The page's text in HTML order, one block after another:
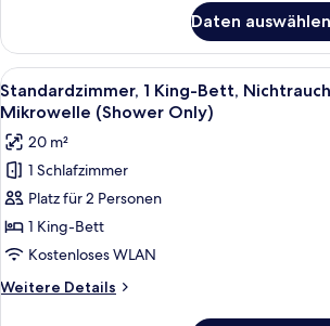
anzeigen
Zimmer,
1 King-
Bett,
Nichtraucher,
und
Mikrowelle
Daten
Alle
Fotos
für
Standardzimmer,
1 King-
Bett,
Nichtraucher,
Kühlschrank
und
Mikrowelle
Ein
5
Standardzimmer, 1 King-Bett,
Mikrowelle (Shower Only)
20 m²
1 Schlafzimmer
Platz für 2 Personen
1 King-Bett
Kostenloses WLAN
Weitere Details
Weitere